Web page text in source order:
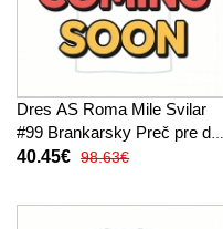
Dres AS Roma Mile Svilar
#99 Brankarsky Preč pre deti
2025-26 Dlhy Rukáv (+
40.45€ 98.63€